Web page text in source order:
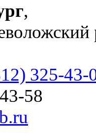
,
325-43-
58